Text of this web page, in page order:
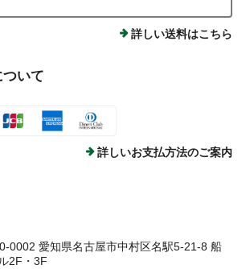
詳しい送料はこちら
いて
詳しいお支払方法のご案内
0002 愛知県名古屋市中村区名駅5-21-8 船
2F・3F